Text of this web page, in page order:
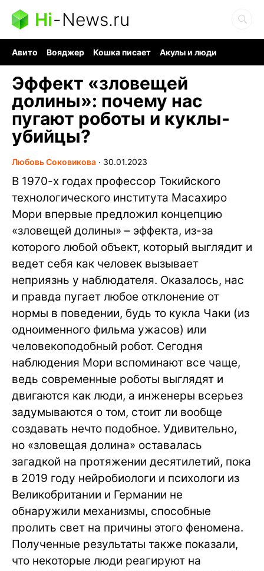
Hi-News.ru
Авито Вояджер Кошка писает
Акулы и люди
Эффект «зловещей
долины»: почему нас
пугают роботы и куклы-
убийцы?
Любовь Соковикова ∙ 30.01.2023
В 1970-х годах профессор Токийского
технологического института Масахиро
Мори впервые предложил концепцию
«зловещей долины» – эффекта, из-за
которого любой объект, который выглядит и
ведет себя как человек вызывает
неприязнь у наблюдателя. Оказалось, нас
и правда пугает любое отклонение от
нормы в поведении, будь то кукла Чаки (из
одноименного фильма ужасов) или
человекоподобный робот. Сегодня
наблюдения Мори вспоминают все чаще,
ведь современные роботы выглядят и
двигаются как люди, а инженеры всерьез
задумываются о том, стоит ли вообще
создавать нечто подобное. Удивительно,
но «зловещая долина» оставалась
загадкой на протяжении десятилетий, пока
в 2019 году нейробиологи и психологи из
Великобритании и Германии не
обнаружили механизмы, способные
пролить свет на причины этого феномена.
Полученные результаты также показали,
что некоторые люди реагируют на